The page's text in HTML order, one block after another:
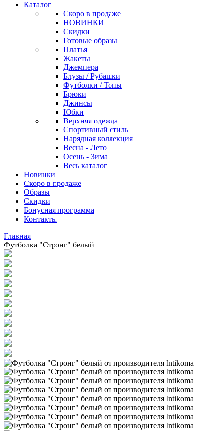
Каталог
Скоро в продаже
НОВИНКИ
Скидки
Готовые образы
Платья
Жакеты
Джемпера
Блузы / Рубашки
Футболки / Топы
Брюки
Джинсы
Юбки
Верхняя одежда
Спортивный стиль
Нарядная коллекция
Весна - Лето
Осень - Зима
Весь каталог
Новинки
Скоро в продаже
Образы
Скидки
Бонусная программа
Контакты
Главная
Футболка "Стронг" белый